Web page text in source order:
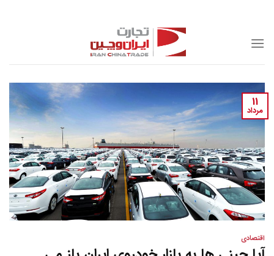
content
11
مرداد
اقتصادی